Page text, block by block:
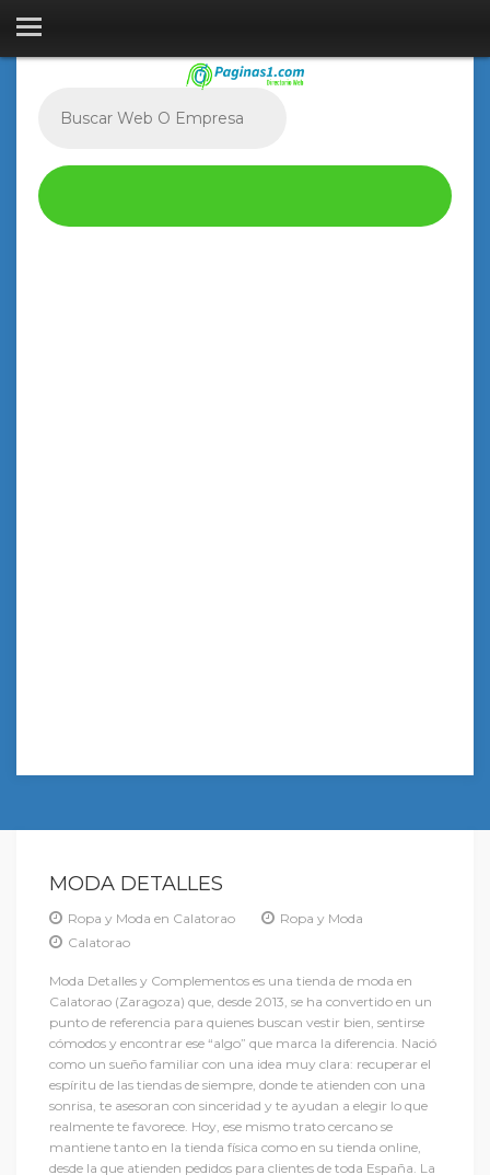
MODA DETALLES
Ropa y Moda en Calatorao
Ropa y Moda
Calatorao
Moda Detalles y Complementos es una tienda de moda en
Calatorao (Zaragoza) que, desde 2013, se ha convertido en un
punto de referencia para quienes buscan vestir bien, sentirse
cómodos y encontrar ese “algo” que marca la diferencia. Nació
como un sueño familiar con una idea muy clara: recuperar el
espíritu de las tiendas de siempre, donde te atienden con una
sonrisa, te asesoran con sinceridad y te ayudan a elegir lo que
realmente te favorece. Hoy, ese mismo trato cercano se
mantiene tanto en la tienda física como en su tienda online,
desde la que atienden pedidos para clientes de toda España. La